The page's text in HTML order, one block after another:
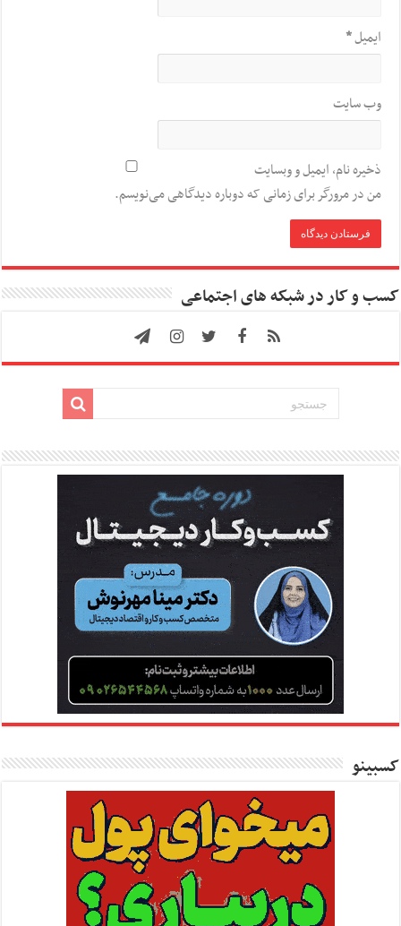
ایمیل*
وب‌ سایت
ذخیره نام، ایمیل و وبسایت
من در مرورگر برای زمانی که دوباره دیدگاهی می‌نویسم.
کسب و کار در شبکه های اجتماعی
کسبینو